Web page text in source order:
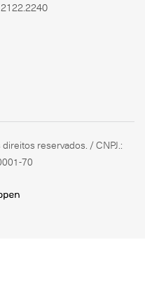
reservados. / CNPJ.:
70